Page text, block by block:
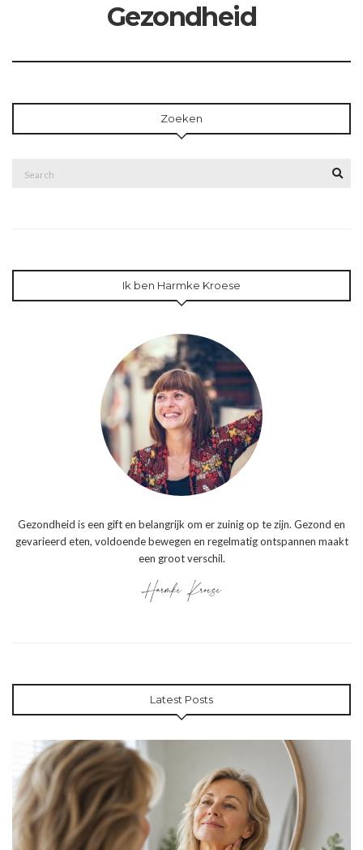
Gezondheid
Zoeken
for:
Ik ben Harmke Kroese
Gezondheid is een gift en belangrijk om er zuinig op te zijn. Gezond en
gevarieerd eten, voldoende bewegen en regelmatig ontspannen maakt
een groot verschil.
Latest Posts